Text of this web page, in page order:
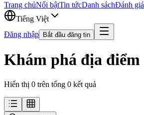
Trang chủNổi bậtTin tứcDanh sáchĐánh giá
Tiếng Việt
Đăng nhập
Bắt đầu đăng tin
Khám phá địa điểm
Hiển thị 0 trên tổng 0 kết quả